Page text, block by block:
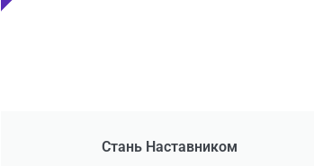
Стань Наставником